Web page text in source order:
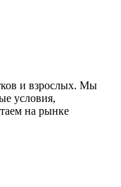
и взрослых. Мы
условия,
на рынке